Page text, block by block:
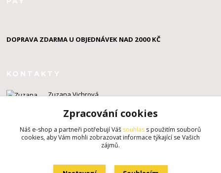
DOPRAVA ZDARMA U OBJEDNÁVEK NAD 2000 KČ
KONTAKTY
Zuzana Vichrová
info@zuzahackuje.cz
Zpracování cookies
Náš e-shop a partneři potřebují Váš souhlas s použitím souborů
cookies, aby Vám mohli zobrazovat informace týkající se Vašich
zájmů.